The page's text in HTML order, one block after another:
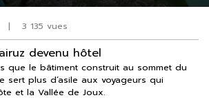
| 3 135 vues
devenu hôtel
que le bâtiment construit au sommet du
sert plus d’asile aux voyageurs qui
et la Vallée de Joux.